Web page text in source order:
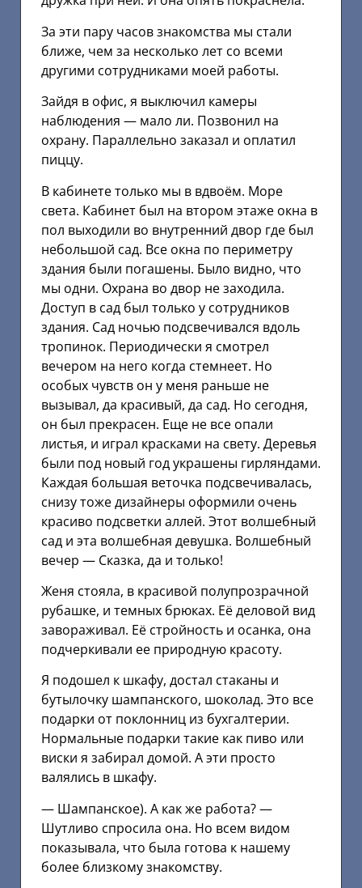
За эти пару часов знакомства мы стали
ближе, чем за несколько лет со всеми
другими сотрудниками моей работы.
Зайдя в офис, я выключил камеры
наблюдения — мало ли. Позвонил на
охрану. Параллельно заказал и оплатил
пиццу.
В кабинете только мы в вдвоём. Море
света. Кабинет был на втором этаже окна в
пол выходили во внутренний двор где был
небольшой сад. Все окна по периметру
здания были погашены. Было видно, что
мы одни. Охрана во двор не заходила.
Доступ в сад был только у сотрудников
здания. Сад ночью подсвечивался вдоль
тропинок. Периодически я смотрел
вечером на него когда стемнеет. Но
особых чувств он у меня раньше не
вызывал, да красивый, да сад. Но сегодня,
он был прекрасен. Еще не все опали
листья, и играл красками на свету. Деревья
были под новый год украшены гирляндами.
Каждая большая веточка подсвечивалась,
снизу тоже дизайнеры оформили очень
красиво подсветки аллей. Этот волшебный
сад и эта волшебная девушка. Волшебный
вечер — Сказка, да и только!
Женя стояла, в красивой полупрозрачной
рубашке, и темных брюках. Её деловой вид
завораживал. Её стройность и осанка, она
подчеркивали ее природную красоту.
Я подошел к шкафу, достал стаканы и
бутылочку шампанского, шоколад. Это все
подарки от поклонниц из бухгалтерии.
Нормальные подарки такие как пиво или
виски я забирал домой. А эти просто
валялись в шкафу.
— Шампанское). А как же работа? —
Шутливо спросила она. Но всем видом
показывала, что была готова к нашему
более близкому знакомству.